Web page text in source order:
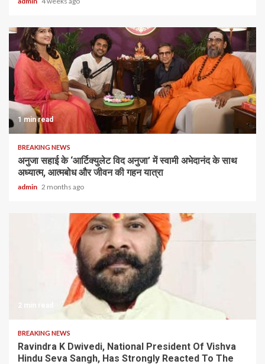
1 min read
BREAKING NEWS
अनुजा सहाई के ‘आर्टिक्युलेट विद अनुजा’ में स्वामी अभेदानंद के साथ
अध्यात्म, आत्मबोध और जीवन की गहन यात्रा
admin 2 months ago
2 min read
BREAKING NEWS
Ravindra K Dwivedi, National President Of Vishva
Hindu Seva Sangh, Has Strongly Reacted To The